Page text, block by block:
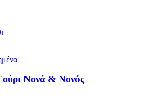
Νονά & Νονός